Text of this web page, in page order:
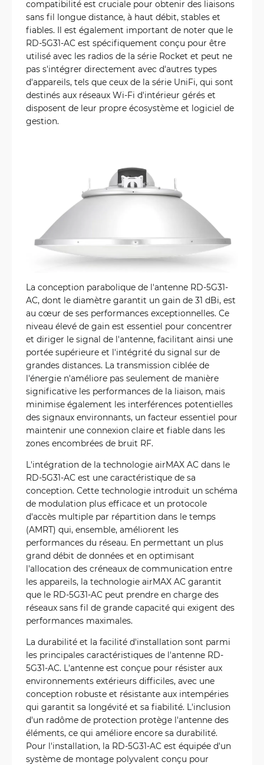
compatibilité est cruciale pour obtenir des liaisons
sans fil longue distance, à haut débit, stables et
fiables. Il est également important de noter que le
RD-5G31-AC est spécifiquement conçu pour être
utilisé avec les radios de la série Rocket et peut ne
pas s'intégrer directement avec d'autres types
d'appareils, tels que ceux de la série UniFi, qui sont
destinés aux réseaux Wi-Fi d'intérieur gérés et
disposent de leur propre écosystème et logiciel de
gestion.
La conception parabolique de l'antenne RD-5G31-
AC, dont le diamètre garantit un gain de 31 dBi, est
au cœur de ses performances exceptionnelles. Ce
niveau élevé de gain est essentiel pour concentrer
et diriger le signal de l'antenne, facilitant ainsi une
portée supérieure et l'intégrité du signal sur de
grandes distances. La transmission ciblée de
l'énergie n'améliore pas seulement de manière
significative les performances de la liaison, mais
minimise également les interférences potentielles
des signaux environnants, un facteur essentiel pour
maintenir une connexion claire et fiable dans les
zones encombrées de bruit RF.
L'intégration de la technologie airMAX AC dans le
RD-5G31-AC est une caractéristique de sa
conception. Cette technologie introduit un schéma
de modulation plus efficace et un protocole
d'accès multiple par répartition dans le temps
(AMRT) qui, ensemble, améliorent les
performances du réseau. En permettant un plus
grand débit de données et en optimisant
l'allocation des créneaux de communication entre
les appareils, la technologie airMAX AC garantit
que le RD-5G31-AC peut prendre en charge des
réseaux sans fil de grande capacité qui exigent des
performances maximales.
La durabilité et la facilité d'installation sont parmi
les principales caractéristiques de l'antenne RD-
5G31-AC. L'antenne est conçue pour résister aux
environnements extérieurs difficiles, avec une
conception robuste et résistante aux intempéries
qui garantit sa longévité et sa fiabilité. L'inclusion
d'un radôme de protection protège l'antenne des
éléments, ce qui améliore encore sa durabilité.
Pour l'installation, la RD-5G31-AC est équipée d'un
système de montage polyvalent conçu pour